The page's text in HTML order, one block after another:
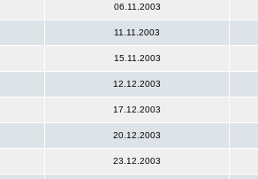
06.11.2003
11.11.2003
15.11.2003
12.12.2003
17.12.2003
20.12.2003
23.12.2003